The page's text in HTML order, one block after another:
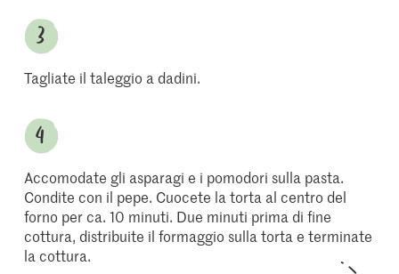
Tagliate il taleggio a dadini.
Accomodate gli asparagi e i pomodori sulla pasta.
Condite con il pepe. Cuocete la torta al centro del
forno per ca. 10 minuti. Due minuti prima di fine
cottura, distribuite il formaggio sulla torta e terminate
la cottura.